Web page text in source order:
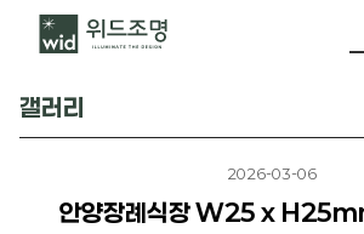
갤러리
2026-03-06
안양장례식장 W25 x